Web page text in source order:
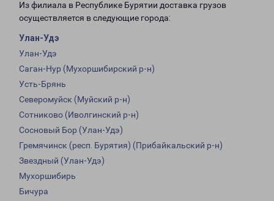
Из филиала в Республике Бурятии доставка грузов
осуществляется в следующие города:
Улан-Удэ
Улан-Удэ
Саган-Нур (Мухоршибирский р-н)
Усть-Брянь
Северомуйск (Муйский р-н)
Сотниково (Иволгинский р-н)
Сосновый Бор (Улан-Удэ)
Гремячинск (респ. Бурятия) (Прибайкальский р-н)
Звездный (Улан-Удэ)
Мухоршибирь
Бичура